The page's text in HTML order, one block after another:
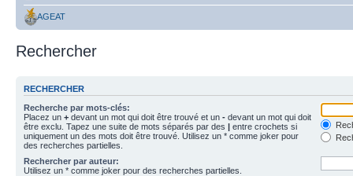
AGEAT
Rechercher
RECHERCHER
Recherche par mots-clés:
Placez un + devant un mot qui doit être trouvé et un - devant un mot qui doit
être exclu. Tapez une suite de mots séparés par des | entre crochets si
uniquement un des mots doit être trouvé. Utilisez un * comme joker pour
des recherches partielles.
Rechercher par auteur:
Utilisez un * comme joker pour des recherches partielles.